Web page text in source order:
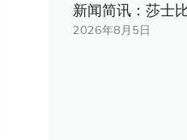
新闻简讯：莎士
2026年8月5日